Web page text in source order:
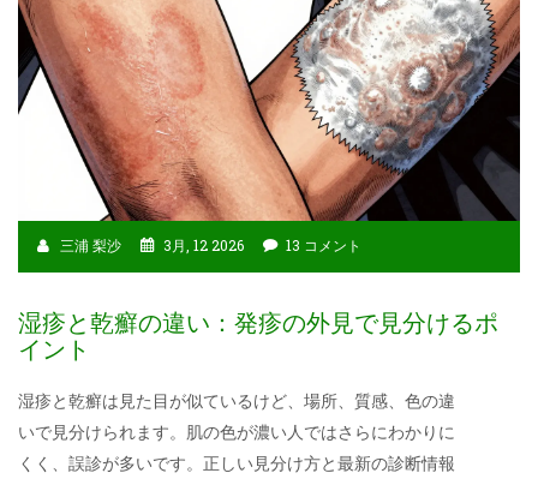
三浦 梨沙 3月, 12 2026 13 コメント
湿疹と乾癬の違い：発疹の外見で見分けるポ
イント
湿疹と乾癬は見た目が似ているけど、場所、質感、色の違
いで見分けられます。肌の色が濃い人ではさらにわかりに
くく、誤診が多いです。正しい見分け方と最新の診断情報